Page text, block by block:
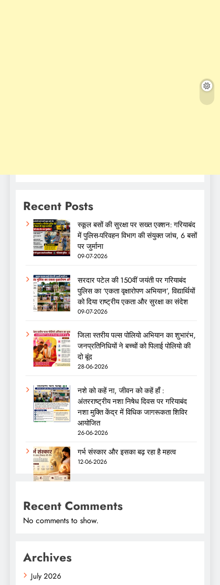
Recent Posts
स्कूल बसों की सुरक्षा पर सख्त एक्शन: गरियाबंद
में पुलिस-परिवहन विभाग की संयुक्त जांच, 6 बसों
पर जुर्माना
09-07-2026
सरदार पटेल की 150वीं जयंती पर गरियाबंद
पुलिस का ‘एकता वृक्षारोपण अभियान’, विद्यार्थियों
को दिया राष्ट्रीय एकता और सुरक्षा का संदेश
09-07-2026
जिला स्तरीय पल्स पोलियो अभियान का शुभारंभ,
जनप्रतिनिधियों ने बच्चों को पिलाई पोलियो की
दो बूंद
28-06-2026
नशे को कहें ना, जीवन को कहें हाँ :
अंतरराष्ट्रीय नशा निषेध दिवस पर गरियाबंद
नशा मुक्ति केंद्र में विधिक जागरूकता शिविर
आयोजित
26-06-2026
गर्भ संस्कार और इसका बढ़ रहा है महत्व
12-06-2026
Recent Comments
No comments to show.
Archives
July 2026